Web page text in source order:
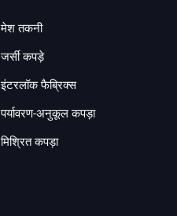
मेश तकनी
जर्सी कपड़े
इंटरलॉक फैब्रिक्स
पर्यावरण-अनुकूल कपड़ा
मिश्रित कपड़ा